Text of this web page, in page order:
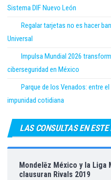
Sistema DIF Nuevo León
Regalar tarjetas no es hacer
Universal
Impulsa Mundial 2026
ciberseguridad en México
Parque de los Venados: entre
impunidad cotidiana
LAS CONSULTAS EN
Mondelēz México y la Liga
clausuran Rivals 2019